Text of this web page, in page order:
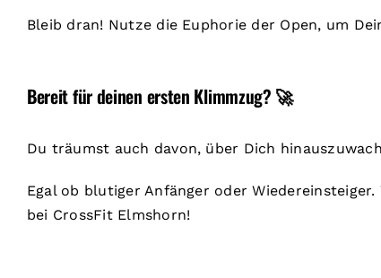
Bleib dran! Nutze die Euphorie der Open, um
Bereit für deinen ersten Klimmzug? 🚀
Du träumst auch davon, über Dich
Egal ob blutiger Anfänger oder
bei CrossFit Elmshorn!